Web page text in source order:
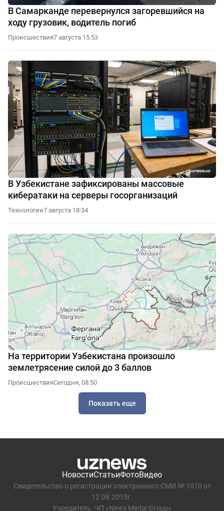
В Самарканде перевернулся загоревшийся на
ходу грузовик, водитель погиб
Происшествия7 августа 15:53
В Узбекистане зафиксированы массовые
кибератаки на серверы госорганизаций
Технологии7 августа 18:34
На территории Узбекистана произошло
землетрясение силой до 3 баллов
ПроисшествияСегодня, 08:50
Показать еще
НовостиСтатьиФотоВидео
Свидетельство о регистрации электронного СМИ № 1070 от
12.08.2015г.
Учредитель: ЧП «News Media Group»